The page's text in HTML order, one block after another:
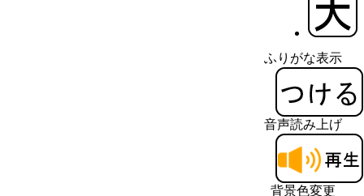
ふりがな表示
音声読み上げ
背景色変更